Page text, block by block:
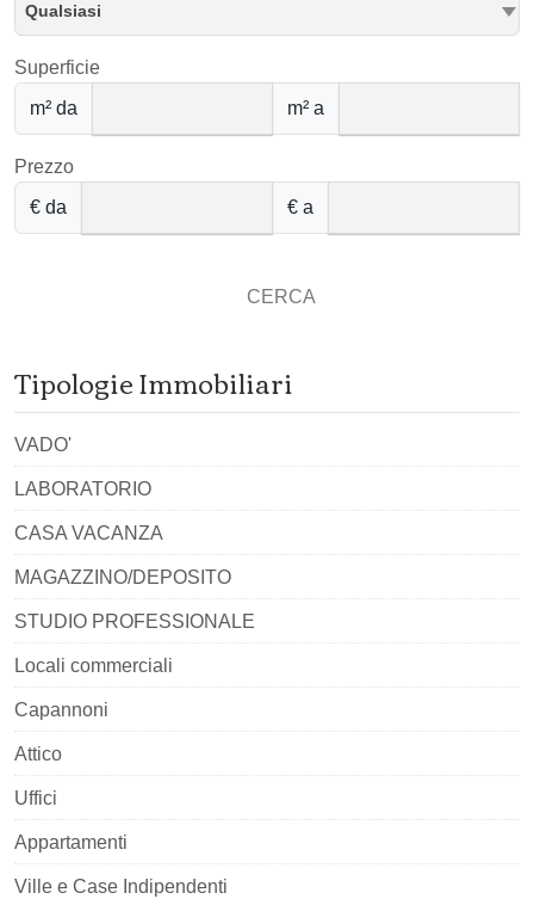
Qualsiasi
Superficie
m² da
m² a
Prezzo
€ da
€ a
CERCA
Tipologie Immobiliari
VADO'
LABORATORIO
CASA VACANZA
MAGAZZINO/DEPOSITO
STUDIO PROFESSIONALE
Locali commerciali
Capannoni
Attico
Uffici
Appartamenti
Ville e Case Indipendenti